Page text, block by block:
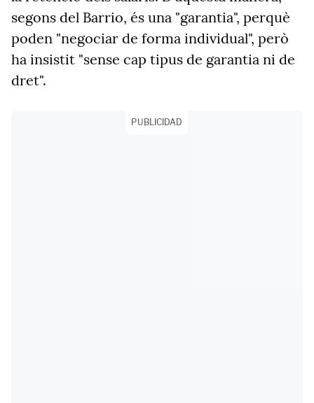
segons del Barrio, és una "garantia", perquè
poden "negociar de forma individual", però
ha insistit "sense cap tipus de garantia ni de
dret".
PUBLICIDAD